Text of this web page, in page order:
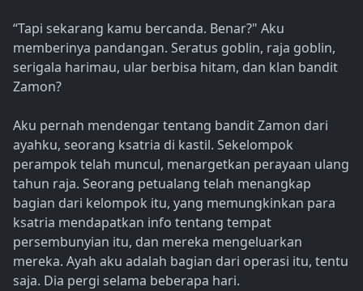
“Tapi sekarang kamu bercanda. Benar?" Aku
memberinya pandangan. Seratus goblin, raja goblin,
serigala harimau, ular berbisa hitam, dan klan bandit
Zamon?
Aku pernah mendengar tentang bandit Zamon dari
ayahku, seorang ksatria di kastil. Sekelompok
perampok telah muncul, menargetkan perayaan ulang
tahun raja. Seorang petualang telah menangkap
bagian dari kelompok itu, yang memungkinkan para
ksatria mendapatkan info tentang tempat
persembunyian itu, dan mereka mengeluarkan
mereka. Ayah aku adalah bagian dari operasi itu, tentu
saja. Dia pergi selama beberapa hari.